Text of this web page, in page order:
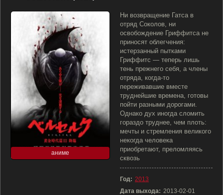
аниме
Ни возвращение Гатса в
отряд Соколов, ни
освобождение Гриффитса не
приносят облегчения:
истерзанный пытками
Гриффитс — теперь лишь
тень прежнего себя, а члены
отряда, когда-то
переживавшие вместе
труднейшие времена, готовы
пойти разными дорогами.
Однако дух иногда сломить
гораздо труднее, чем плоть:
мечты и стремления великого
некогда человека
приобретают, преломляясь
сквозь
Год: 2013
Дата выхода: 2013-02-01